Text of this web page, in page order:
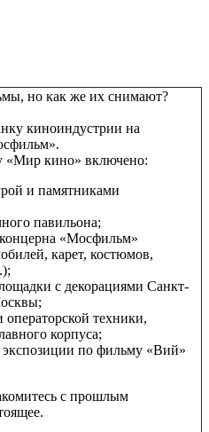
но как же их снимают?
киноиндустрии на
«Мир кино» включено:
и памятниками
павильона;
«Мосфильм»
карет, костюмов,
с декорациями Санкт-
операторской техники,
корпуса;
по фильму «Вий»
с прошлым